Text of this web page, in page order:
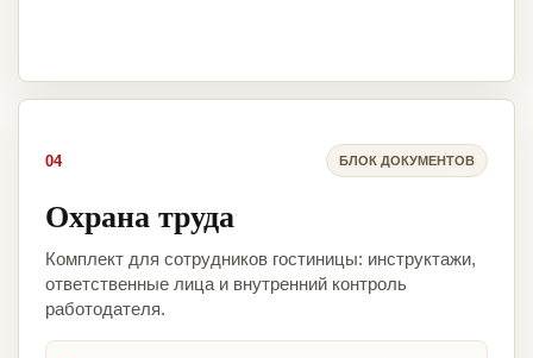
04 БЛОК ДОКУМЕНТОВ
Охрана труда
Комплект для сотрудников гостиницы: инструктажи,
ответственные лица и внутренний контроль
работодателя.